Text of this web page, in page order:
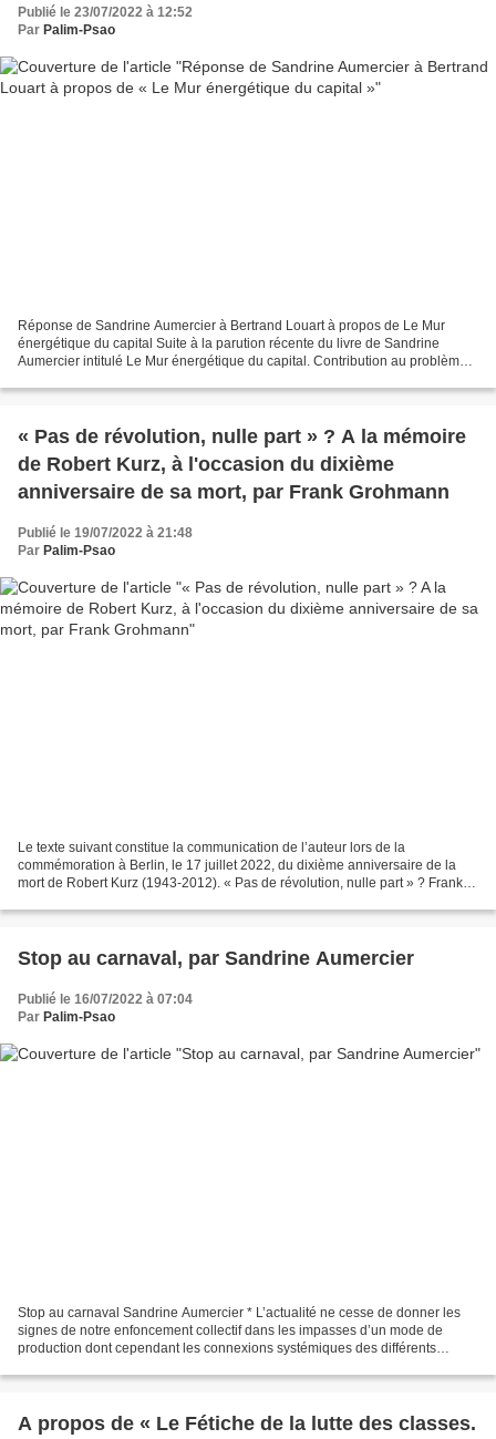
Publié le 23/07/2022 à 12:52
Par Palim-Psao
Réponse de Sandrine Aumercier à Bertrand Louart à propos de Le Mur
énergétique du capital Suite à la parution récente du livre de Sandrine
Aumercier intitulé Le Mur énergétique du capital. Contribution au problème
« Pas de révolution, nulle part » ? A la mémoire
de Robert Kurz, à l'occasion du dixième
anniversaire de sa mort, par Frank Grohmann
Publié le 19/07/2022 à 21:48
Par Palim-Psao
Le texte suivant constitue la communication de l’auteur lors de la
commémoration à Berlin, le 17 juillet 2022, du dixième anniversaire de la
mort de Robert Kurz (1943-2012). « Pas de révolution, nulle part » ? Frank
Stop au carnaval, par Sandrine Aumercier
Publié le 16/07/2022 à 07:04
Par Palim-Psao
Stop au carnaval Sandrine Aumercier * L’actualité ne cesse de donner les
signes de notre enfoncement collectif dans les impasses d’un mode de
production dont cependant les connexions systémiques des différents
A propos de « Le Fétiche de la lutte des classes.